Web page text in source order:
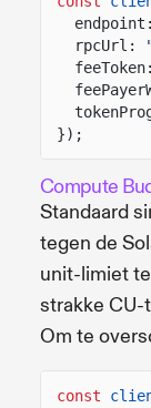
endpoint:
rpcUrl:
feeToken:
});
Compute
Standaard
tegen de
unit-limiet
strakke CU-
Om te
const